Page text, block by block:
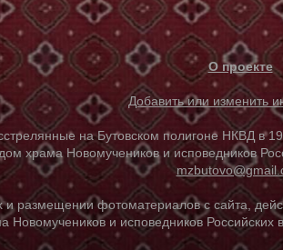
О проекте
Добавить или изменить
на Бутовском полигоне НКВД в
храма Новомучеников и исповедников
и размещении фотоматериалов с сайта,
и исповедников